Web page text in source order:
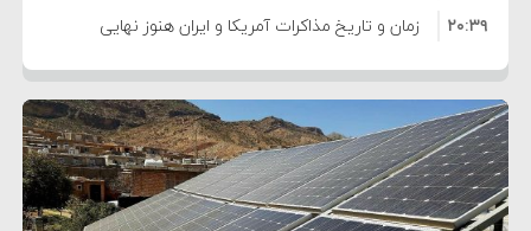
واهی و کذب محض است
زمان و تاریخ مذاکرات آمریکا و ایران هنوز نهایی
نشده است
۲۰:۳۹
وزیر جنگ آمریکا: ماشین جنگی ما آماده حمله
نظامی علیه ایران است
۶:۵۰
موافقت ترامپ با لغو حمله به ایران
۶:۲۱
هشدار عراقچی به همتای عربستانی درباره همراهی با
آمریکا
۲:۱۵
مقام ارشد امنیتی: برنامه گسترده‌ای برای پاسخ به
۷:۱۰